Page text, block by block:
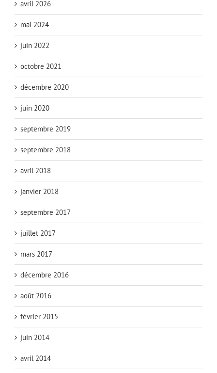
avril 2026
mai 2024
juin 2022
octobre 2021
décembre 2020
juin 2020
septembre 2019
septembre 2018
avril 2018
janvier 2018
septembre 2017
juillet 2017
mars 2017
décembre 2016
août 2016
février 2015
juin 2014
avril 2014